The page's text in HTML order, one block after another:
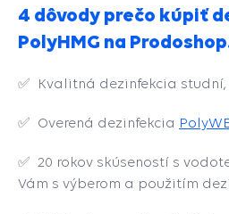
4 dôvody prečo kúpiť
PolyHMG na
✅ Kvalitná dezinfekcia studní,
✅ Overená dezinfekcia
✅ 20 rokov skúseností s
Vám s výberom a použitím